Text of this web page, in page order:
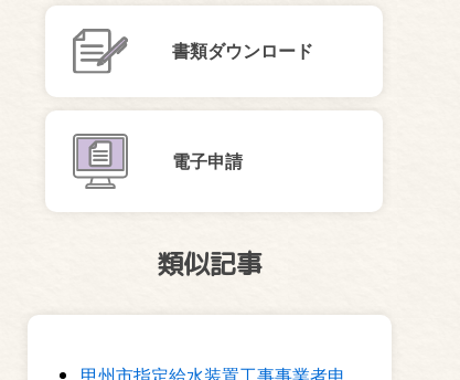
書類ダウンロード
電子申請
類似記事
甲州市指定給水装置工事事業者申